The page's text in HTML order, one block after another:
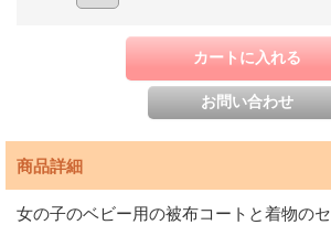
商品詳細
女の子のベビー用の被布コートと着物の